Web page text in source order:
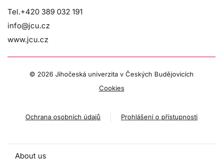
Tel.+420 389 032 191
info@jcu.cz
www.jcu.cz
© 2026 Jihočeská univerzita v Českých Budějovicích
Cookies
Ochrana osobních údajů Prohlášení o přístupnosti
About us